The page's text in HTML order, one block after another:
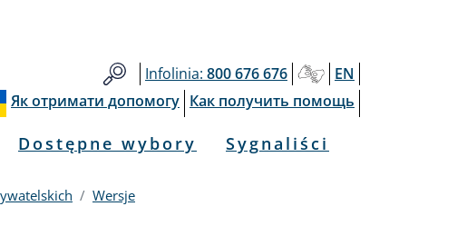
Infolinia: 800 676 676
EN
Як отримати допомогу Как получить помощь
Dostępne wybory Sygnaliści
Wersje